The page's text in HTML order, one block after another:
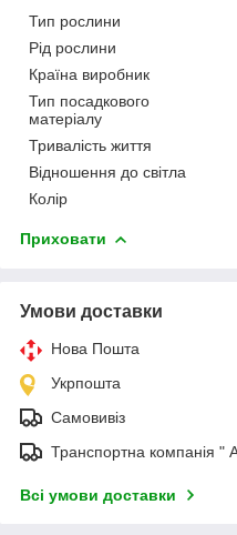
Тип рослини
Рід рослини
Країна виробник
Тип посадкового
матеріалу
Тривалість життя
Відношення до світла
Колір
Приховати
Умови доставки
Нова Пошта
Укрпошта
Самовивіз
Транспортна компанія "
Всі умови доставки